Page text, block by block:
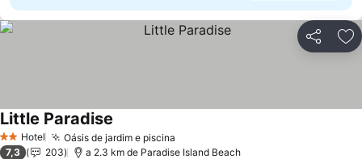
Partilhar
2 Estrelas
Hotel Oásis de jardim e piscina
Little Paradise
7,3 203 a 2.3 km de Paradise Island Beach